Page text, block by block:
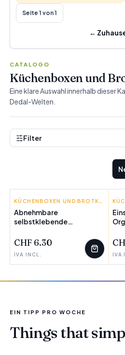
Seite 1 von 1
←
CATALOGO
Küchenboxen und
Eine klare Auswahl innerhalb dieser
Dedal-Welten.
Filter
INNOVAGOODS KÜCHENBOXEN UND BROTKÄSTEN
Abnehmbare
selbstklebende
Handstore InnovaGoods 2
CHF 6.30
IVA INCL. IVA
EIN TIPP PRO WOCHE
Things that